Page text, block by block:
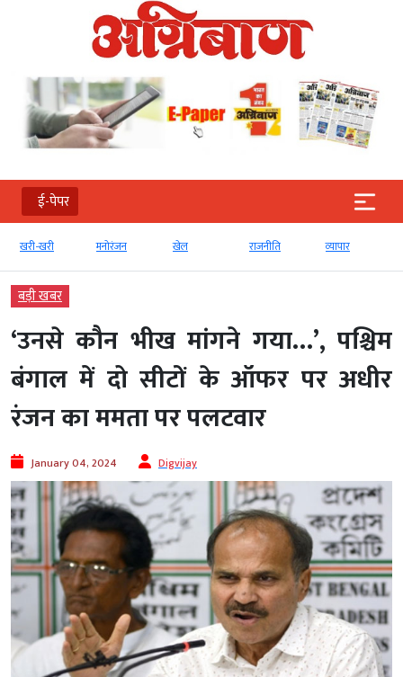
ई-पेपर
खरी-खरी मनोरंजन खेल राजनीति व्‍यापार
बड़ी खबर
‘उनसे कौन भीख मांगने गया…’, पश्चिम
बंगाल में दो सीटों के ऑफर पर अधीर
रंजन का ममता पर पलटवार
January 04, 2024 Digvijay